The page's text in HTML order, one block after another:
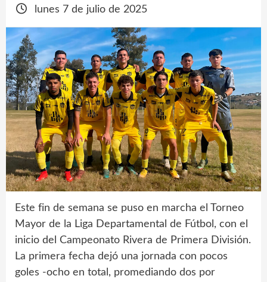
lunes 7 de julio de 2025
Este fin de semana se puso en marcha el Torneo
Mayor de la Liga Departamental de Fútbol, con el
inicio del Campeonato Rivera de Primera División.
La primera fecha dejó una jornada con pocos
goles -ocho en total, promediando dos por